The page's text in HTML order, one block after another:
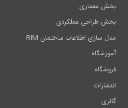
بخش معماری
بخش طراحی عملکردی
مدل سازی اطلاعات ساختمان BIM
آموزشگاه
فروشگاه
انتشارات
گالری